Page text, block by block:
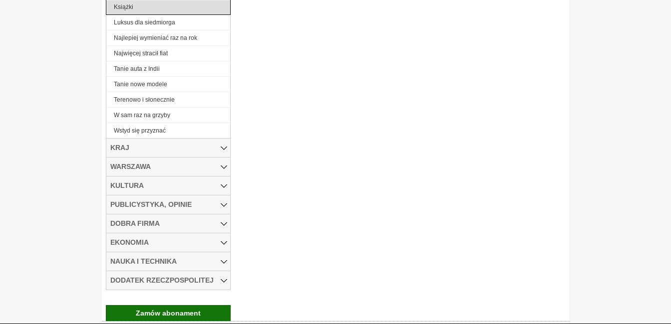
Książki
Luksus dla siedmiorga
Najlepiej wymieniać raz na rok
Najwięcej stracił fiat
Tanie auta z Indii
Tanie nowe modele
Terenowo i słonecznie
W sam raz na grzyby
Wstyd się przyznać
KRAJ
WARSZAWA
KULTURA
PUBLICYSTYKA, OPINIE
DOBRA FIRMA
EKONOMIA
NAUKA I TECHNIKA
DODATEK RZECZPOSPOLITEJ
Zamów abonament